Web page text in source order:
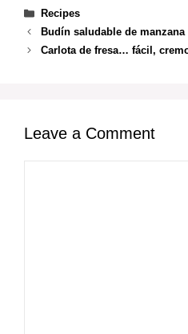
Categories
Recipes
Budín saludable de
Carlota de fresa… fácil,
Leave a Comment